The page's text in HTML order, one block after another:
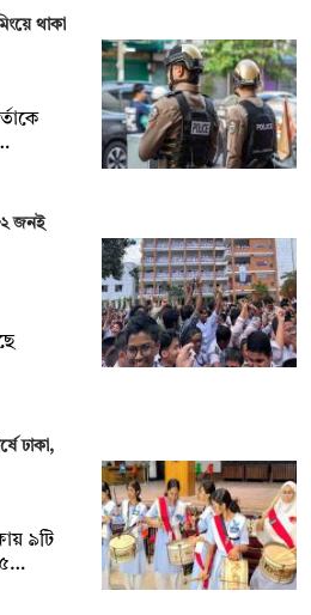
থাকা
জনই
ঢাকা,
৯টি
৫…